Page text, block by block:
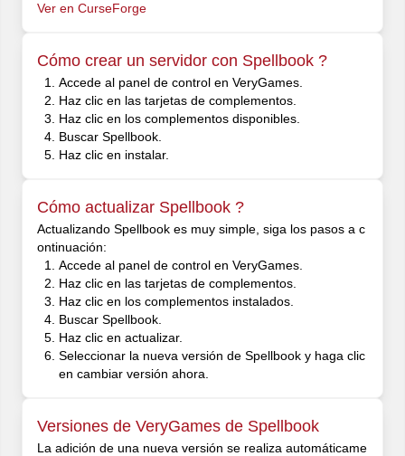
Ver en CurseForge
Cómo crear un servidor con Spellbook ?
Accede al panel de control en VeryGames.
Haz clic en las tarjetas de complementos.
Haz clic en los complementos disponibles.
Buscar Spellbook.
Haz clic en instalar.
Cómo actualizar Spellbook ?
Actualizando Spellbook es muy simple, siga los pasos a c
ontinuación:
Accede al panel de control en VeryGames.
Haz clic en las tarjetas de complementos.
Haz clic en los complementos instalados.
Buscar Spellbook.
Haz clic en actualizar.
Seleccionar la nueva versión de Spellbook y haga clic
en cambiar versión ahora.
Versiones de VeryGames de Spellbook
La adición de una nueva versión se realiza automáticame